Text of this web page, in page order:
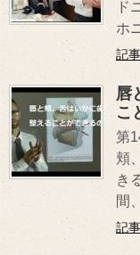
ド
ホ
記
唇
こ
第
頬
き
間
記